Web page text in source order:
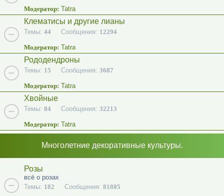
Модератор: Tatra
Клематисы и другие лианы
Темы: 44 Сообщения: 12294
Модератор: Tatra
Рододендроны
Темы: 15 Сообщения: 3687
Модератор: Tatra
Хвойные
Темы: 84 Сообщения: 32213
Модератор: Tatra
Многолетние декоративные культуры.
Розы
всё о розах
Темы: 182 Сообщения: 81805